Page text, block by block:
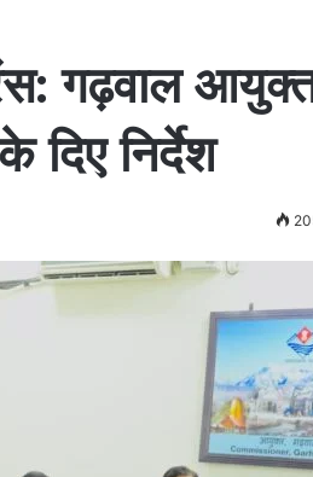
गढ़वाल
निर्देश